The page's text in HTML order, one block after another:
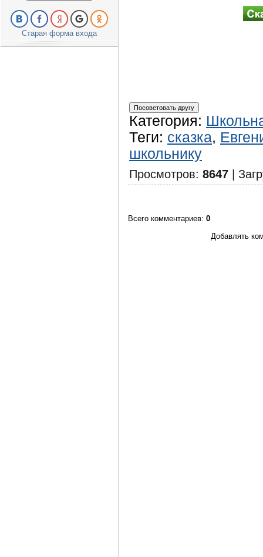
Старая форма входа
Категория:
Теги: сказка,
школьнику
Просмотров: 8647
Всего комментариев: 0
Добавлять